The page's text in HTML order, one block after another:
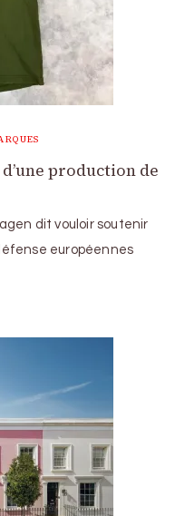
production de
dit vouloir soutenir
européennes